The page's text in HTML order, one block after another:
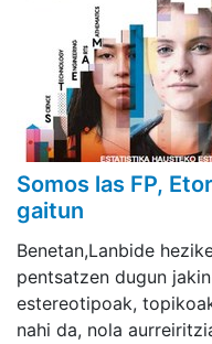
Somos las FP,
gaitun
Benetan,Lanbide
pentsatzen dugun
estereotipoak,
nahi da, nola